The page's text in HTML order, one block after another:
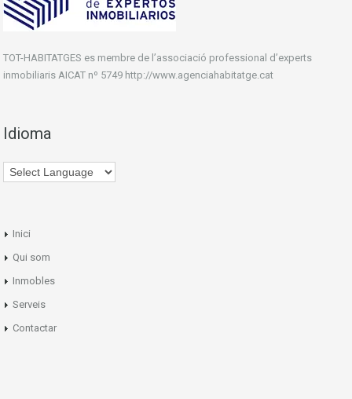
TOT-HABITATGES es membre de l’associació professional d’experts
inmobiliaris AICAT nº 5749 http://www.agenciahabitatge.cat
Idioma
Inici
Qui som
Inmobles
Serveis
Contactar